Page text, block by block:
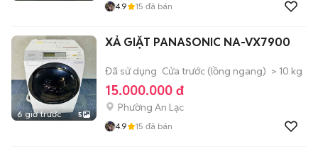
4.9 15 đã bán
6 giờ trước 5
XẢ GIẶT PANASONIC NA-VX7900
Đã sử dụng Cửa trước (lồng ngang) > 10 kg
15.000.000 đ
Phường An Lạc
4.9 15 đã bán